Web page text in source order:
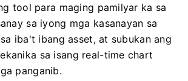
tool para maging pamilyar ka sa
sa iyong mga kasanayan sa
iba't ibang asset, at subukan ang
sa isang real-time chart
panganib.